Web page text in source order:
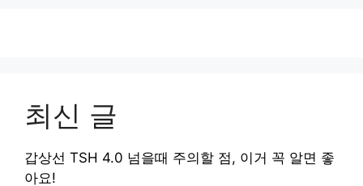
최신 글
갑상선 TSH 4.0 넘을때 주의할 점, 이거 꼭 알면 좋
아요!